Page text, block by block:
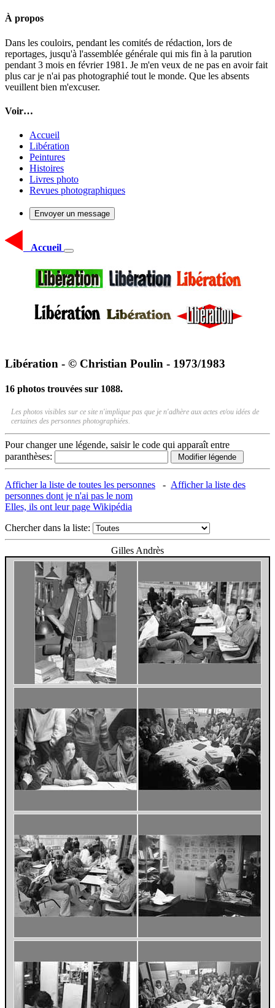
À propos
Dans les couloirs, pendant les comités de rédaction, lors de
reportages, jusqu'à l'assemblée générale qui mis fin à la parution
pendant 3 mois en février 1981. Je m'en veux de ne pas en avoir fait
plus car je n'ai pas photographié tout le monde. Que les absents
veuillent bien m'excuser.
Voir…
Accueil
Libération
Peintures
Histoires
Livres photo
Revues photographiques
Envoyer un message
Accueil
Libération - © Christian Poulin - 1973/1983
16 photos trouvées sur 1088.
Les photos visibles sur ce site n'implique pas que je n'adhère aux actes et/ou idées de
certaines des personnes photographiées.
Pour changer une légende, saisir le code qui apparaît entre
paranthèses:
Afficher la liste de toutes les personnes - Afficher la liste des
personnes dont je n'ai pas le nom
Elles, ils ont leur page Wikipédia
Chercher dans la liste:
Gilles Andrès